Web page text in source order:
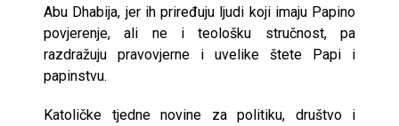
Abu Dhabija, jer ih priređuju ljudi koji imaju Papino
povjerenje, ali ne i teološku stručnost, pa
razdražuju pravovjerne i uvelike štete Papi i
papinstvu.
Katoličke tjedne novine za politiku, društvo i